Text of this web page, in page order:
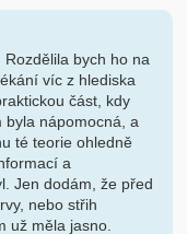
bych ho na
víc z hlediska
část, kdy
byla nápomocná, a
té teorie ohledně
a
Jen dodám, že před
nebo střih
už měla jasno.